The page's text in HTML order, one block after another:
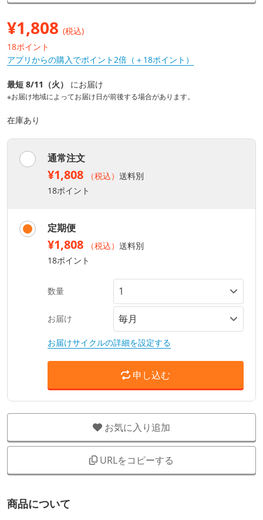
¥1,808 (税込)
18ポイント
アプリからの購入でポイント2倍（＋18ポイント）
最短 8/11（火） にお届け
※お届け地域によってお届け日が前後する場合があります。
在庫あり
通常注文
¥1,808 （税込） 送料別
18ポイント
定期便
¥1,808 （税込） 送料別
18ポイント
数量
お届け
お届けサイクルの詳細を設定する
申し込む
お気に入り追加
URLをコピーする
商品について